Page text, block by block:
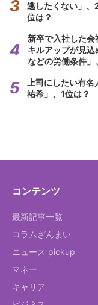
逃したくない」、
位は？
新卒で入社した
キルアップが見
などの労働条件」
上司にしたい有
祐希」、1位は？
コンテンツ
最新記事一覧
コラムざんまい
ニュース pickup
マネー
キャリア